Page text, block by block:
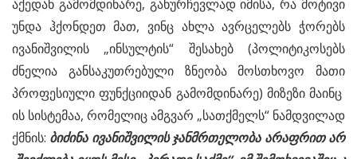
აქედან გამომდინარე, განურჩევლად იმისა, რა მოტივი
უნდა ჰქონდეთ მათ, ვინც ახლა ავრცელებს ჭორებს
ივანიშვილის „ინსულტის“ შესახებ (პოლიტიკოსებს
ძნელია განსაკუთრებული ზნეობა მოსთხოვო მათი
პროფესიული ფუნქციიდან გამომდინარე) მიზეზი მაინც
ის სისტემაა, რომელიც ამგვარ „სათქმელს“ ნამდვილად
ქმნის: ბიძინა ივანიშვილის ჯანმრთელობა არაფრით არ